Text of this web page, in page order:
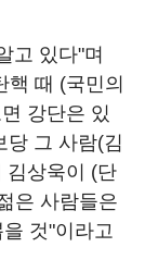
고 있다"며
때 (국민의
강단은 있
당 그 사람(김
김상욱이 (단
은 사람들은
것"이라고